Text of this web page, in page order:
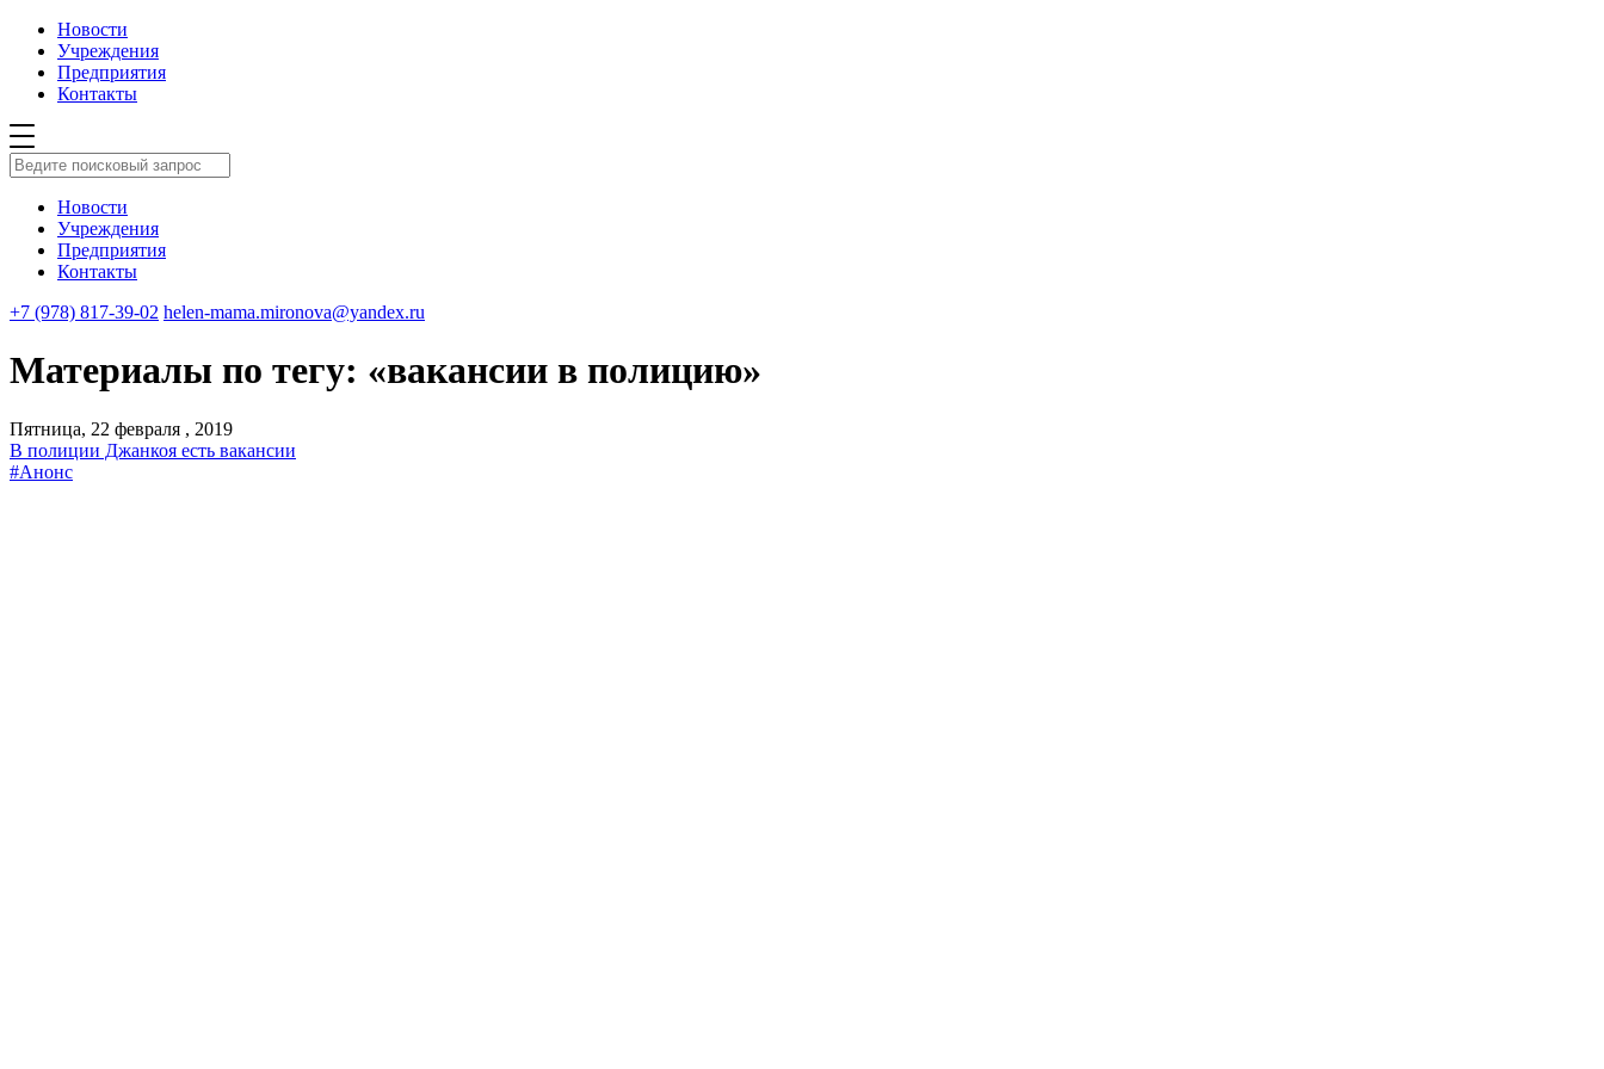
Новости
Учреждения
Предприятия
Контакты
Новости
Учреждения
Предприятия
Контакты
+7 (978) 817-39-02 helen-mama.mironova@yandex.ru
Материалы по тегу: «вакансии в полицию»
Пятница, 22 февраля , 2019
В полиции Джанкоя есть вакансии
#Анонс